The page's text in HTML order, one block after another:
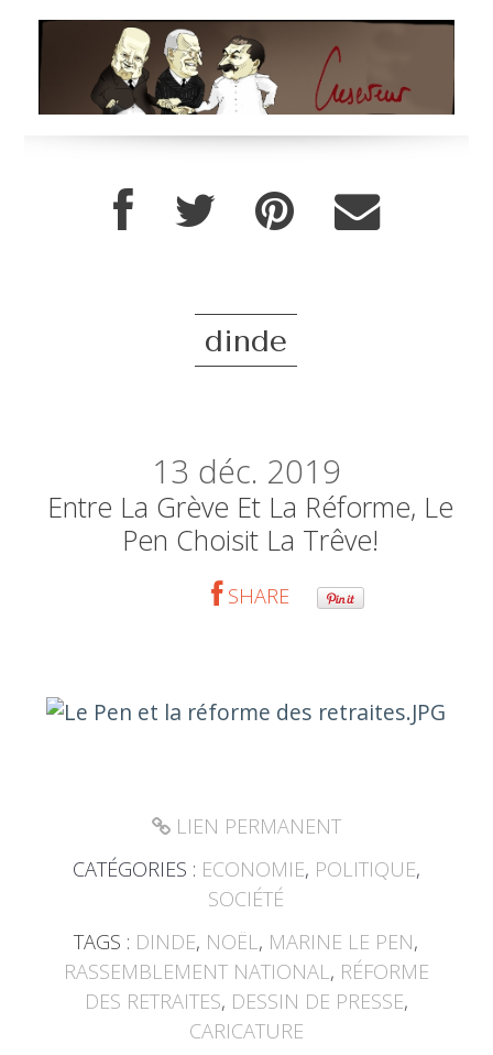
dinde
13 déc. 2019
Entre La Grève Et La Réforme, Le
Pen Choisit La Trêve!
SHARE
LIEN PERMANENT
CATÉGORIES : ECONOMIE, POLITIQUE,
SOCIÉTÉ
TAGS : DINDE, NOËL, MARINE LE PEN,
RASSEMBLEMENT NATIONAL, RÉFORME
DES RETRAITES, DESSIN DE PRESSE,
CARICATURE